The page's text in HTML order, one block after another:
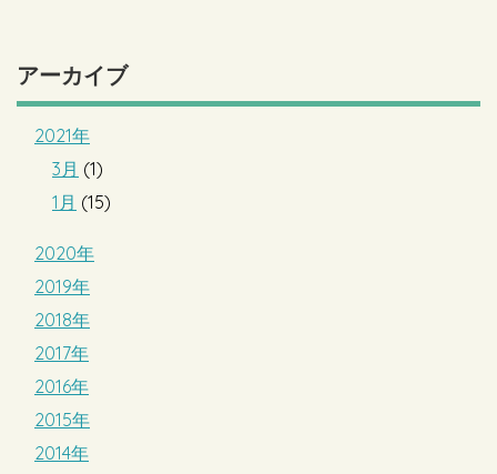
アーカイブ
2021年
3月 (1)
1月 (15)
2020年
2019年
2018年
2017年
2016年
2015年
2014年